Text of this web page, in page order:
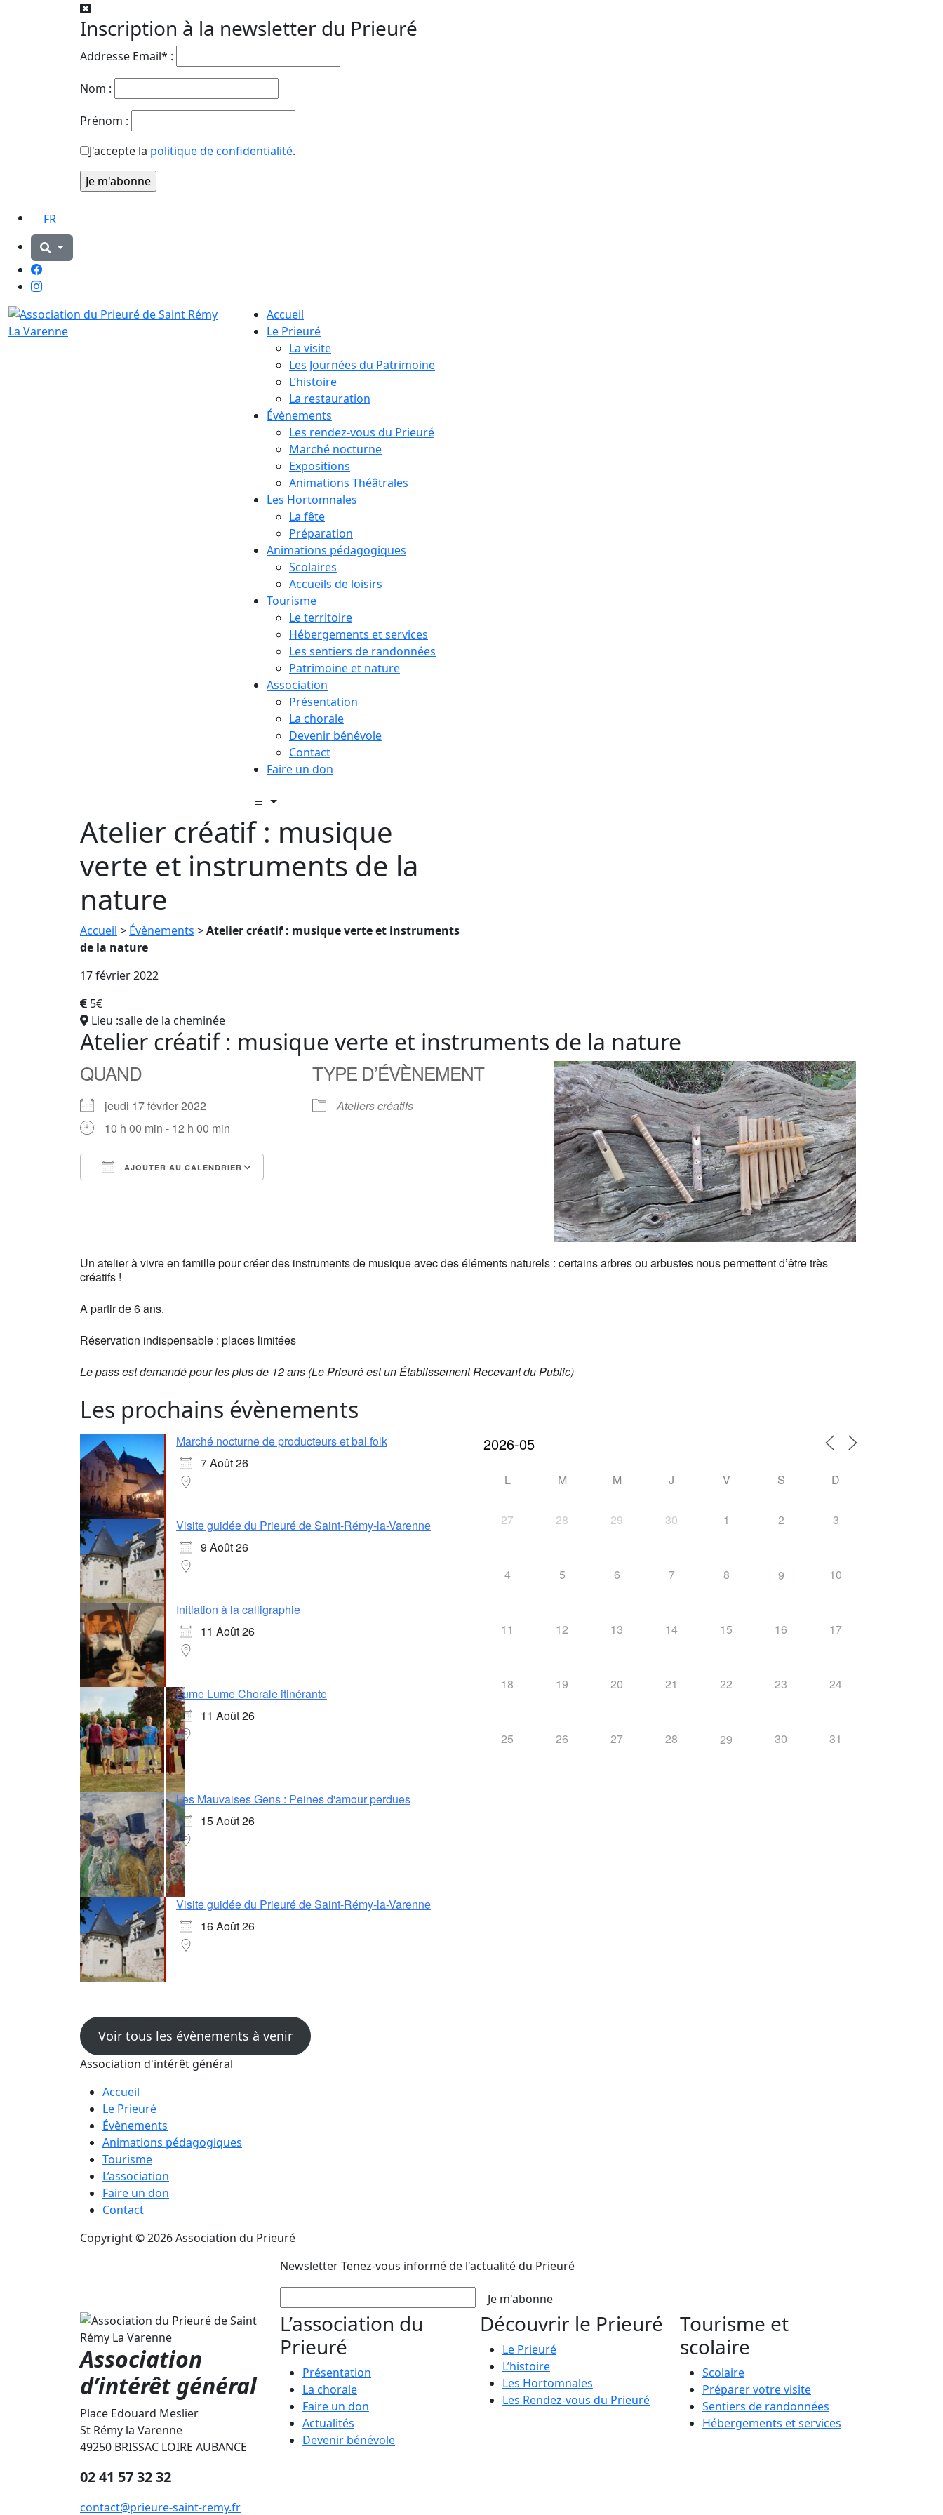
Inscription à la newsletter du Prieuré
Addresse Email* :
Nom :
Prénom :
J'accepte la politique de confidentialité.
FR
Facebook
Instagram
Accueil
Le Prieuré
La visite
Les Journées du Patrimoine
L’histoire
La restauration
Évènements
Les rendez-vous du Prieuré
Marché nocturne
Expositions
Animations Théâtrales
Les Hortomnales
La fête
Préparation
Animations pédagogiques
Scolaires
Accueils de loisirs
Tourisme
Le territoire
Hébergements et services
Les sentiers de randonnées
Patrimoine et nature
Association
Présentation
La chorale
Devenir bénévole
Contact
Faire un don
Atelier créatif : musique
verte et instruments de la
nature
Accueil > Évènements >Atelier créatif : musique verte et instruments
de la nature
17 février 2022
5€
Lieu :salle de la cheminée
Atelier créatif : musique verte et instruments de la nature
QUAND
jeudi 17 février 2022
10 h 00 min - 12 h 00 min
AJOUTER AU CALENDRIER
TYPE D’ÉVÈNEMENT
Ateliers créatifs
Un atelier à vivre en famille pour créer des instruments de musique avec des éléments naturels : certains arbres ou arbustes nous permettent d’être très
créatifs !
A partir de 6 ans.
Réservation indispensable : places limitées
Le pass est demandé pour les plus de 12 ans (Le Prieuré est un Établissement Recevant du Public)
Les prochains évènements
Marché nocturne de producteurs et bal folk
7 Août 26
Visite guidée du Prieuré de Saint-Rémy-la-Varenne
9 Août 26
Initiation à la calligraphie
11 Août 26
Lume Lume Chorale itinérante
11 Août 26
Les Mauvaises Gens : Peines d'amour perdues
15 Août 26
Visite guidée du Prieuré de Saint-Rémy-la-Varenne
16 Août 26
Voir tous les évènements à venir
L M M J V S D
27 28 29 30 1 2 3
4 5 6 7 8 9 10
11 12 13 14 15 16 17
18 19 20 21 22 23 24
25 26 27 28 29 30 31
Association d'intérêt général
Accueil
Le Prieuré
Évènements
Animations pédagogiques
Tourisme
L’association
Faire un don
Contact
Copyright © 2026 Association du Prieuré
NewsletterTenez-vous informé de l'actualité du Prieuré
Je m'abonne
Association
d’intérêt général
Place Edouard Meslier
St Rémy la Varenne
49250 BRISSAC LOIRE AUBANCE
02 41 57 32 32
contact@prieure-saint-remy.fr
L’association du
Prieuré
Présentation
La chorale
Faire un don
Actualités
Devenir bénévole
Découvrir le Prieuré
Le Prieuré
L’histoire
Les Hortomnales
Les Rendez-vous du Prieuré
Tourisme et
scolaire
Scolaire
Préparer votre visite
Sentiers de randonnées
Hébergements et services